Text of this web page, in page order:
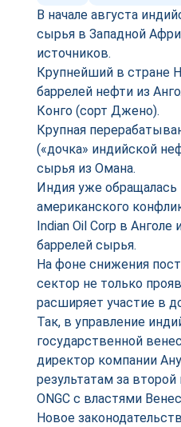
В начале августа
сырья в Западной
источников.
Крупнейший в стране
баррелей нефти из
Конго (сорт Джено).
Крупная
(«дочка» индийской
сырья из Омана.
Индия уже
американского
Indian Oil Corp в
баррелей сырья.
На фоне снижения
сектор не только
расширяет участие в
Так, в управление
государственной
директор компании
результатам за
ONGC с властями
Новое